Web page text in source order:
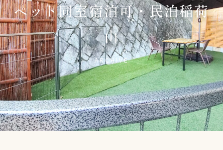
ペット同室宿泊可・民泊稲荷
山
ARCHIVE